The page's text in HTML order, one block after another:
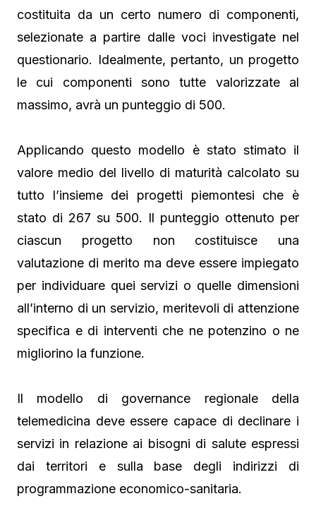
costituita da un certo numero di componenti,
selezionate a partire dalle voci investigate nel
questionario. Idealmente, pertanto, un progetto
le cui componenti sono tutte valorizzate al
massimo, avrà un punteggio di 500.
Applicando questo modello è stato stimato il
valore medio del livello di maturità calcolato su
tutto l’insieme dei progetti piemontesi che è
stato di 267 su 500. Il punteggio ottenuto per
ciascun progetto non costituisce una
valutazione di merito ma deve essere impiegato
per individuare quei servizi o quelle dimensioni
all’interno di un servizio, meritevoli di attenzione
specifica e di interventi che ne potenzino o ne
migliorino la funzione.
Il modello di governance regionale della
telemedicina deve essere capace di declinare i
servizi in relazione ai bisogni di salute espressi
dai territori e sulla base degli indirizzi di
programmazione economico-sanitaria.